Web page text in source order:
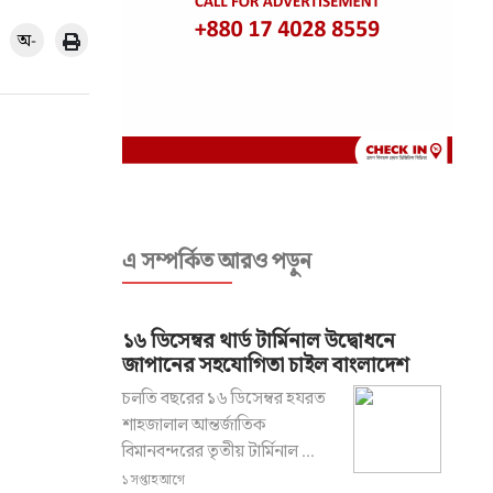
অ-
এ সম্পর্কিত আরও পড়ুন
১৬ ডিসেম্বর থার্ড টার্মিনাল উদ্বোধনে
জাপানের সহযোগিতা চাইল বাংলাদেশ
চলতি বছরের ১৬ ডিসেম্বর হযরত
শাহজালাল আন্তর্জাতিক
বিমানবন্দরের তৃতীয় টার্মিনাল ...
১ সপ্তাহ আগে